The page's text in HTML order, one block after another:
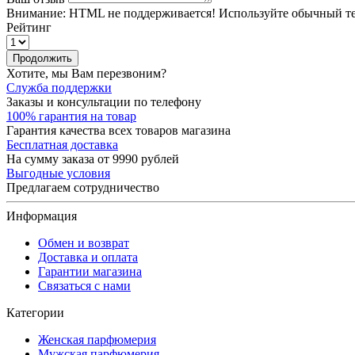
Внимание: HTML не поддерживается! Используйте обычный
Рейтинг
Продолжить
Хотите, мы Вам перезвоним?
Служба поддержки
Заказы и консультации по телефону
100% гарантия на товар
Гарантия качества всех товаров магазина
Бесплатная доставка
На сумму заказа от 9990 рублей
Выгодные условия
Предлагаем сотрудничество
Информация
Обмен и возврат
Доставка и оплата
Гарантии магазина
Связаться с нами
Категории
Женская парфюмерия